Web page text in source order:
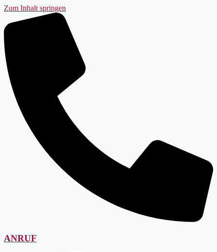
Zum Inhalt springen
ANRUF